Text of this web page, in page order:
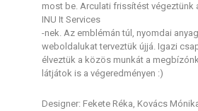
most be. Arculati frissítést végeztünk
INU It Services
-nek. Az emblémán túl, nyomdai
weboldalukat terveztük újjá. Igazi
élveztük a közös munkát a
látjátok is a végeredményen :)
Designer: Fekete Réka, Kovács